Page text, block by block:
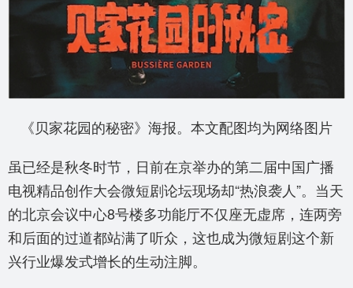
《贝家花园的秘密》海报。本文配图均为网络图片
虽已经是秋冬时节，日前在京举办的第二届中国广播
电视精品创作大会微短剧论坛现场却“热浪袭人”。当天
的北京会议中心8号楼多功能厅不仅座无虚席，连两旁
和后面的过道都站满了听众，这也成为微短剧这个新
兴行业爆发式增长的生动注脚。